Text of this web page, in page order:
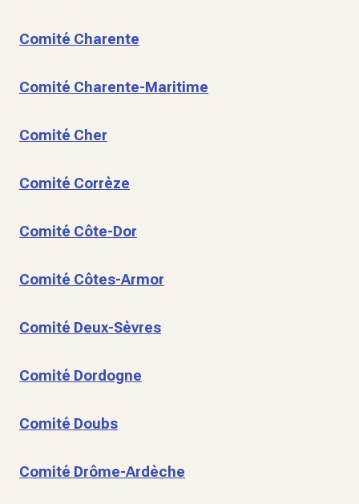
Comité Charente
Comité Charente-Maritime
Comité Cher
Comité Corrèze
Comité Côte-Dor
Comité Côtes-Armor
Comité Deux-Sèvres
Comité Dordogne
Comité Doubs
Comité Drôme-Ardèche